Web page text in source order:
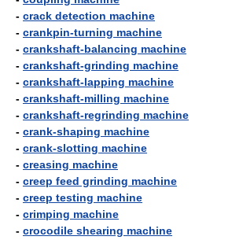
- crack detection machine
- crankpin-turning machine
- crankshaft-balancing machine
- crankshaft-grinding machine
- crankshaft-lapping machine
- crankshaft-milling machine
- crankshaft-regrinding machine
- crank-shaping machine
- crank-slotting machine
- creasing machine
- creep feed grinding machine
- creep testing machine
- crimping machine
- crocodile shearing machine